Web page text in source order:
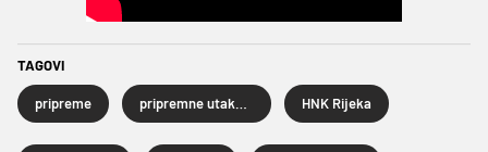
TAGOVI
pripreme HNK Rijeka